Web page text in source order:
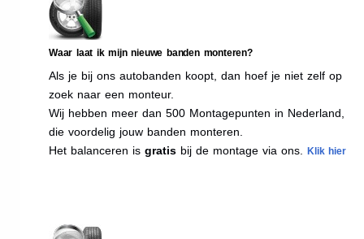
Waar laat ik mijn nieuwe banden monteren?
Als je bij ons autobanden koopt, dan hoef je niet zelf op
zoek naar een monteur.
Wij hebben meer dan 500 Montagepunten in Nederland,
die voordelig jouw banden monteren.
Het balanceren is gratis bij de montage via ons. Klik hier